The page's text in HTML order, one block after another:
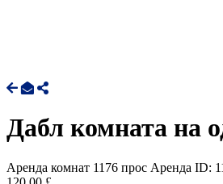
Дабл комната на
Аренда комнат 1176 прос Аренда ID: